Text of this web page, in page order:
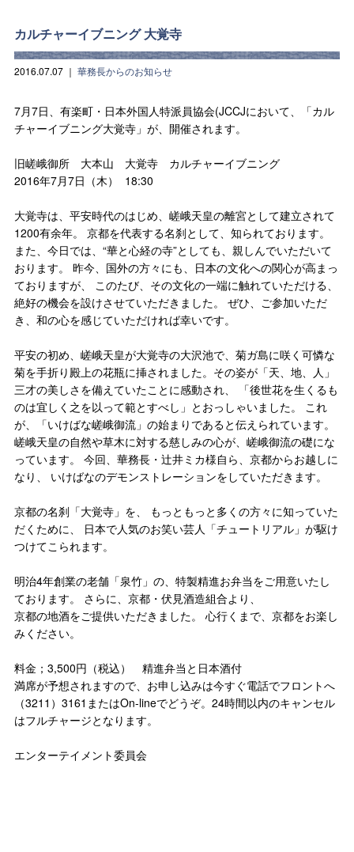
カルチャーイブニング 大覚寺
2016.07.07｜ 華務長からのお知らせ
7月7日、有楽町・日本外国人特派員協会(JCCJにおいて、「カル
チャーイブニング大覚寺」が、開催されます。
旧嵯峨御所 大本山 大覚寺 カルチャーイブニング
2016年7月7日（木） 18:30
大覚寺は、平安時代のはじめ、嵯峨天皇の離宮として建立されて
1200有余年。 京都を代表する名刹として、知られております。
また、今日では、“華と心経の寺”としても、親しんでいただいて
おります。 昨今、国外の方々にも、日本の文化への関心が高まっ
ておりますが、 このたび、その文化の一端に触れていただける、
絶好の機会を設けさせていただきました。 ぜひ、ご参加いただ
き、和の心を感じていただければ幸いです。
平安の初め、嵯峨天皇が大覚寺の大沢池で、菊ガ島に咲く可憐な
菊を手折り殿上の花瓶に挿されました。その姿が「天、地、人」
三才の美しさを備えていたことに感動され、 「後世花を生くるも
のは宜しく之を以って範とすべし」とおっしゃいました。 これ
が、「いけばな嵯峨御流」の始まりであると伝えられています。
嵯峨天皇の自然や草木に対する慈しみの心が、嵯峨御流の礎にな
っています。 今回、華務長・辻井ミカ様自ら、京都からお越しに
なり、 いけばなのデモンストレーションをしていただきます。
京都の名刹「大覚寺」を、 もっともっと多くの方々に知っていた
だくために、 日本で人気のお笑い芸人「チュートリアル」が駆け
つけてこられます。
明治4年創業の老舗「泉竹」の、特製精進お弁当をご用意いたし
ております。 さらに、京都・伏見酒造組合より、
京都の地酒をご提供いただきました。 心行くまで、京都をお楽し
みください。
料金；3,500円（税込） 精進弁当と日本酒付
満席が予想されますので、お申し込みは今すぐ電話でフロントへ
（3211）3161またはOn-lineでどうぞ。24時間以内のキャンセル
はフルチャージとなります。
エンターテイメント委員会